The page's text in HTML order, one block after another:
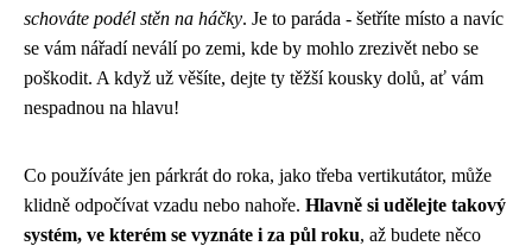
schováte podél stěn na háčky. Je to paráda - šetříte místo a navíc
se vám nářadí neválí po zemi, kde by mohlo zrezivět nebo se
poškodit. A když už věšíte, dejte ty těžší kousky dolů, ať vám
nespadnou na hlavu!
Co používáte jen párkrát do roka, jako třeba vertikutátor, může
klidně odpočívat vzadu nebo nahoře. Hlavně si udělejte takový
systém, ve kterém se vyznáte i za půl roku, až budete něco